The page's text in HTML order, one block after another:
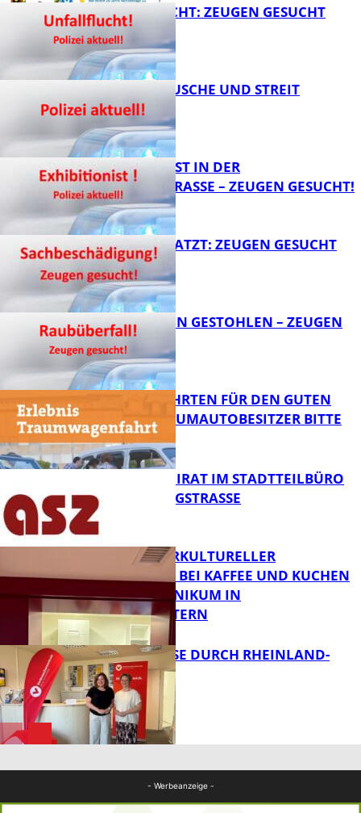
UNFALLFLUCHT: ZEUGEN GESUCHT
KNALLGERÄUSCHE UND STREIT
EXHIBITIONIST IN DER
VELMANNSTRASSE – ZEUGEN GESUCHT!
AUTO ZERKRATZT: ZEUGEN GESUCHT
FB News
TEURE KETTEN GESTOHLEN – ZEUGEN
GESUCHT!
FB News
SPENDENFAHRTEN FÜR DEN GUTEN
ZWECK – TRAUMAUTOBESITZER BITTE
MELDEN!
FB News
SENIORENBEIRAT IM STADTTEILBÜRO
IN DER KÖNIGSTRASSE
FB Gesundheit
NEUER INTERKULTURELLER
TREFFPUNKT BEI KAFFEE UND KUCHEN
IM PFALZKLINIKUM IN
KAISERSLAUTERN
SOMMERREISE DURCH RHEINLAND-
PFALZ
- Werbeanzeige -